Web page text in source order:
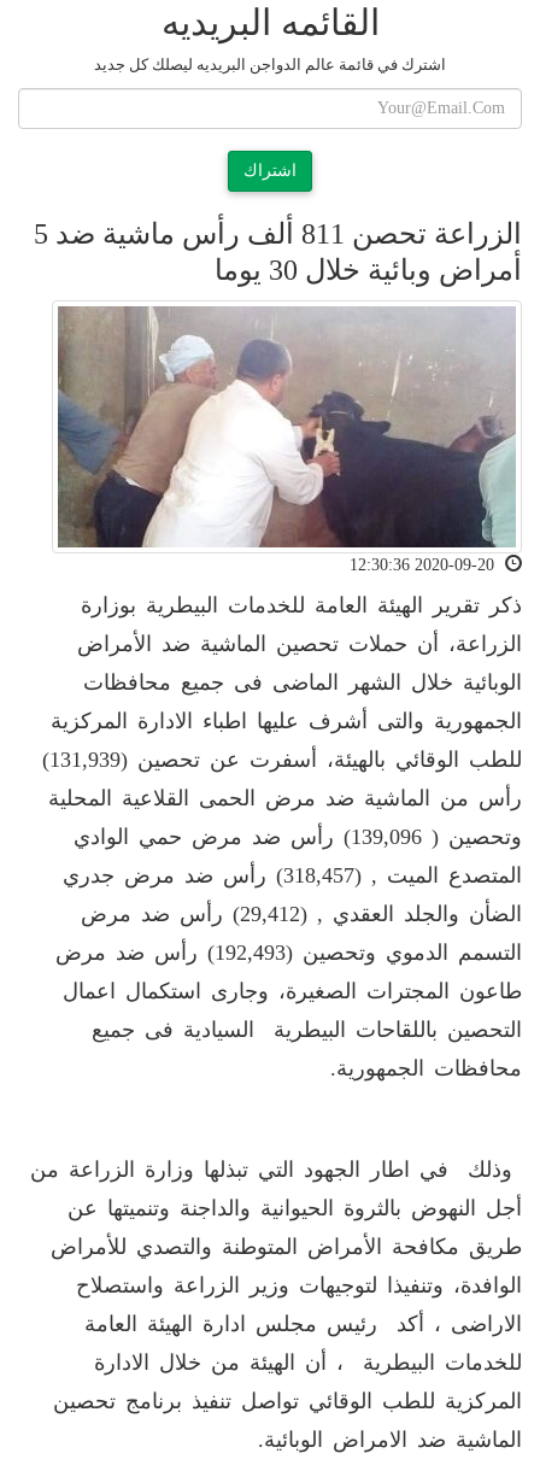
القائمه البريديه
اشترك في قائمة عالم الدواجن البريديه ليصلك كل جديد
اشتراك
الزراعة تحصن 811 ألف رأس ماشية ضد 5
أمراض وبائية خلال 30 يوما
ذكر تقرير الهيئة العامة للخدمات البيطرية بوزارة
الزراعة، أن حملات تحصين الماشية ضد الأمراض
الوبائية خلال الشهر الماضى فى جميع محافظات
الجمهورية والتى أشرف عليها اطباء الادارة المركزية
للطب الوقائي بالهيئة، أسفرت عن تحصين (131,939)
رأس من الماشية ضد مرض الحمى القلاعية المحلية
وتحصين ( 139,096) رأس ضد مرض حمي الوادي
المتصدع الميت , (318,457) رأس ضد مرض جدري
الضأن والجلد العقدي , (29,412) رأس ضد مرض
التسمم الدموي وتحصين (192,493) رأس ضد مرض
طاعون المجترات الصغيرة، وجارى استكمال اعمال
التحصين باللقاحات البيطرية السيادية فى جميع
محافظات الجمهورية.
وذلك في اطار الجهود التي تبذلها وزارة الزراعة من
أجل النهوض بالثروة الحيوانية والداجنة وتنميتها عن
طريق مكافحة الأمراض المتوطنة والتصدي للأمراض
الوافدة، وتنفيذا لتوجيهات وزير الزراعة واستصلاح
الاراضى ، أكد رئيس مجلس ادارة الهيئة العامة
للخدمات البيطرية ، أن الهيئة من خلال الادارة
المركزية للطب الوقائي تواصل تنفيذ برنامج تحصين
الماشية ضد الامراض الوبائية.